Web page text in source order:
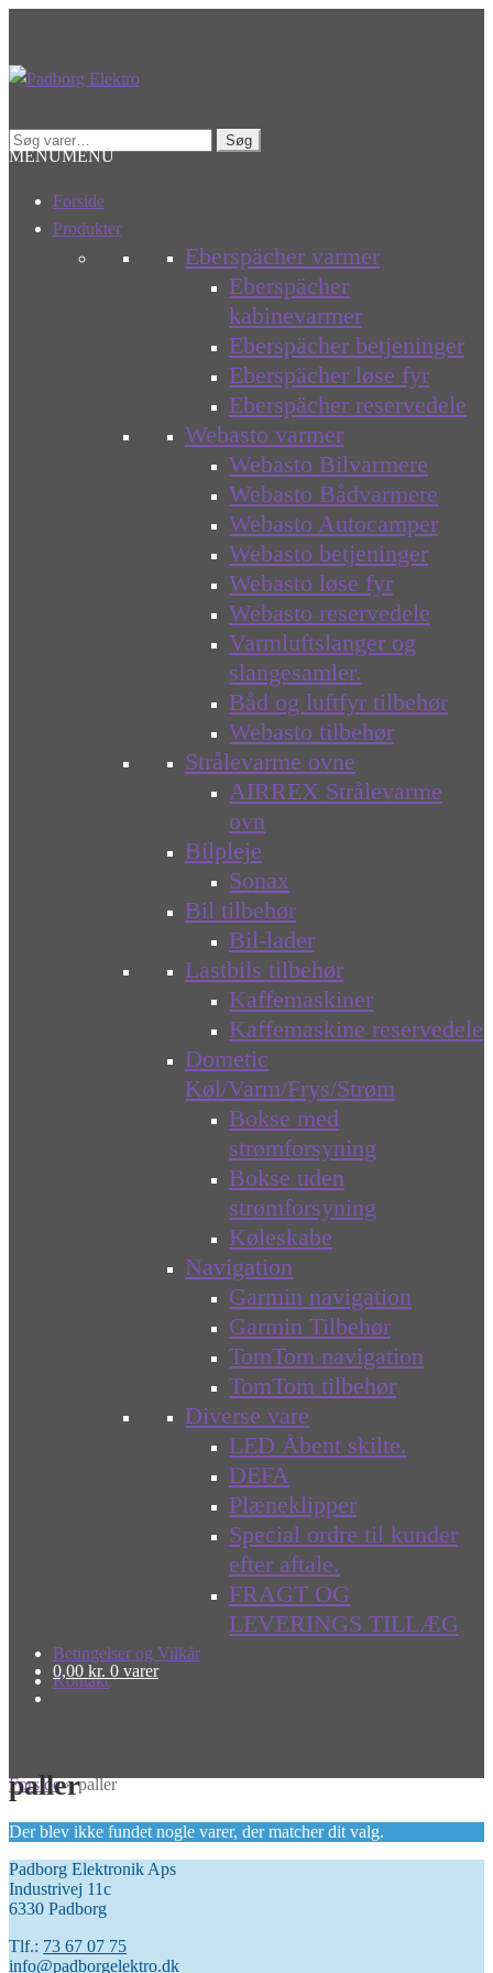
Spring
Spring
Søg
efter:
Søg
MENUMENU
Forside
Produkter
Eberspächer varmer
Eberspächer
kabinevarmer
Eberspächer betjeninger
Eberspächer løse fyr
Eberspächer reservedele
Webasto varmer
Webasto Bilvarmere
Webasto Bådvarmere
Webasto Autocamper
Webasto betjeninger
Webasto løse fyr
Webasto reservedele
Varmluftslanger og
slangesamler.
Båd og luftfyr tilbehør
Webasto tilbehør
Strålevarme ovne
AIRREX Strålevarme
ovn
Bilpleje
Sonax
Bil tilbehør
Bil-lader
Lastbils tilbehør
Kaffemaskiner
Kaffemaskine reservedele
Dometic
Køl/Varm/Frys/Strøm
Bokse med
strømforsyning
Bokse uden
strømforsyning
Køleskabe
Navigation
Garmin navigation
Garmin Tilbehør
TomTom navigation
TomTom tilbehør
Diverse vare
LED Åbent skilte.
DEFA
Plæneklipper
Special ordre til kunder
efter aftale.
FRAGT OG
LEVERINGS TILLÆG
Betingelser og Vilkår
Kontakt
0,00 kr. 0 varer
Forside»paller
paller
Der blev ikke fundet nogle varer, der matcher dit valg.
Padborg Elektronik Aps
Industrivej 11c
6330 Padborg
Tlf.: 73 67 07 75
info@padborgelektro.dk